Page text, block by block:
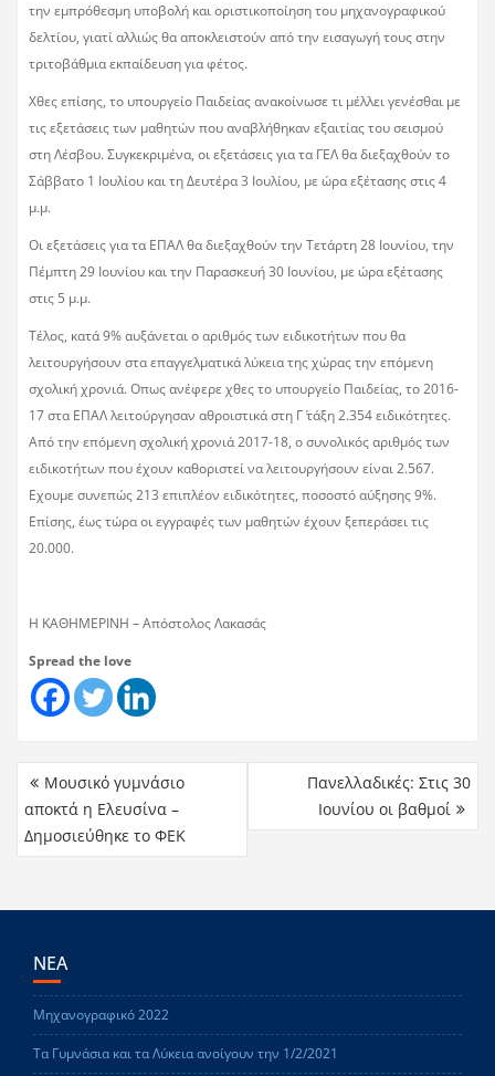
την εμπρόθεσμη υποβολή και οριστικοποίηση του μηχανογραφικού
δελτίου, γιατί αλλιώς θα αποκλειστούν από την εισαγωγή τους στην
τριτοβάθμια εκπαίδευση για φέτος.
Χθες επίσης, το υπουργείο Παιδείας ανακοίνωσε τι μέλλει γενέσθαι με
τις εξετάσεις των μαθητών που αναβλήθηκαν εξαιτίας του σεισμού
στη Λέσβου. Συγκεκριμένα, οι εξετάσεις για τα ΓΕΛ θα διεξαχθούν το
Σάββατο 1 Ιουλίου και τη Δευτέρα 3 Ιουλίου, με ώρα εξέτασης στις 4
μ.μ.
Οι εξετάσεις για τα ΕΠΑΛ θα διεξαχθούν την Τετάρτη 28 Ιουνίου, την
Πέμπτη 29 Ιουνίου και την Παρασκευή 30 Ιουνίου, με ώρα εξέτασης
στις 5 μ.μ.
Τέλος, κατά 9% αυξάνεται ο αριθμός των ειδικοτήτων που θα
λειτουργήσουν στα επαγγελματικά λύκεια της χώρας την επόμενη
σχολική χρονιά. Οπως ανέφερε χθες το υπουργείο Παιδείας, το 2016-
17 στα ΕΠΑΛ λειτούργησαν αθροιστικά στη Γ΄ τάξη 2.354 ειδικότητες.
Από την επόμενη σχολική χρονιά 2017-18, ο συνολικός αριθμός των
ειδικοτήτων που έχουν καθοριστεί να λειτουργήσουν είναι 2.567.
Εχουμε συνεπώς 213 επιπλέον ειδικότητες, ποσοστό αύξησης 9%.
Επίσης, έως τώρα οι εγγραφές των μαθητών έχουν ξεπεράσει τις
20.000.
Η ΚΑΘΗΜΕΡΙΝΗ – Απόστολος Λακασάς
Spread the love
Μουσικό γυμνάσιο
αποκτά η Ελευσίνα –
Δημοσιεύθηκε το ΦΕΚ
Πανελλαδικές: Στις 30
Ιουνίου οι βαθμοί
ΝΕΑ
Μηχανογραφικό 2022
Τα Γυμνάσια και τα Λύκεια ανοίγουν την 1/2/2021